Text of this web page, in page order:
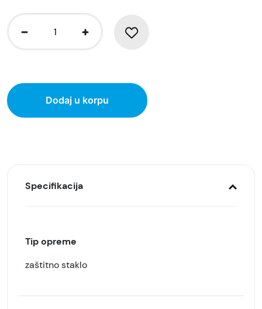
Dodaj u korpu
Specifikacija
Tip opreme
zaštitno staklo